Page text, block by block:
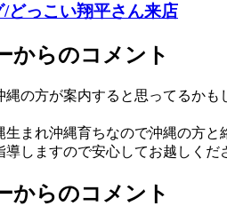
どっこい翔平さん来店
からのコメント
の方が案内すると思ってるか
生まれ沖縄育ちなので沖縄の方
しますので安心してお越しくだ
からのコメント